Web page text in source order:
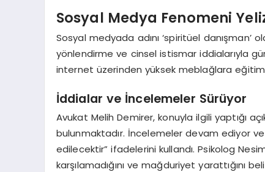
Sosyal Medya Fenomeni
Sosyal medyada adını ‘spiritüel danışman’
yönlendirme ve cinsel istismar iddialarıyla
internet üzerinden yüksek meblağlara
İddialar ve İncelemeler Sürüyor
Avukat Melih Demirer, konuyla ilgili yaptığı
bulunmaktadır. İncelemeler devam ediyor
edilecektir” ifadelerini kullandı. Psikolog
karşılamadığını ve mağduriyet yarattığını